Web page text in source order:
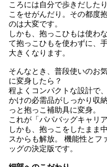
ころには自分で歩きだした
こをせがんだり。その都度
のは大変です。
しかも、抱っこひもは使わ
て抱っこひもを使わずに、
大きくなります。
そんなとき、普段使いのお
に変身したら？
程よくコンパクトな設計で
かけの必需品がしっかり収
っと抱っこ補助具に変身。
これが「パパバッグキャリ
しかも、抱っこをしたまま
スからも解放。 機能性とフ
ッグの決定版です。